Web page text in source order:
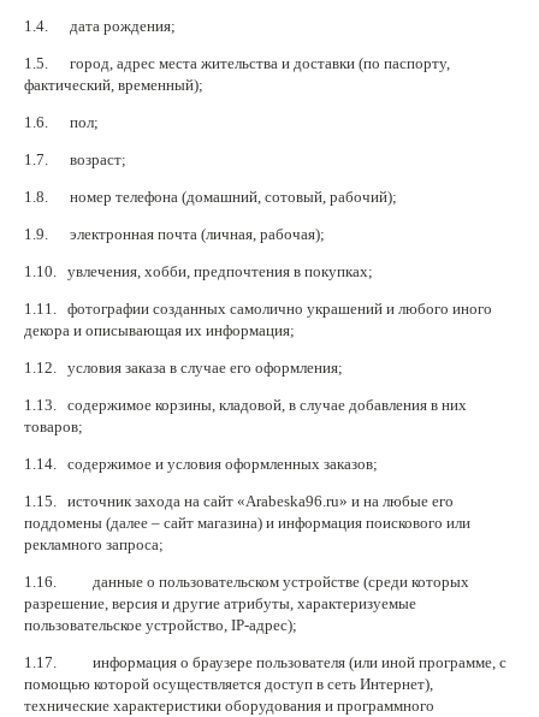
Натуральные камни
Каталог
Фотофорум
1.4. дата рождения;
1.5. город, адрес места жительства и доставки (по паспорту,
фактический, временный);
1.6. пол;
1.7. возраст;
1.8. номер телефона (домашний, сотовый, рабочий);
1.9. электронная почта (личная, рабочая);
1.10. увлечения, хобби, предпочтения в покупках;
1.11. фотографии созданных самолично украшений и любого иного
декора и описывающая их информация;
1.12. условия заказа в случае его оформления;
1.13. содержимое корзины, кладовой, в случае добавления в них
товаров;
1.14. содержимое и условия оформленных заказов;
1.15. источник захода на сайт «Arabeska96.ru» и на любые его
поддомены (далее – сайт магазина) и информация поискового или
рекламного запроса;
1.16. данные о пользовательском устройстве (среди которых
разрешение, версия и другие атрибуты, характеризуемые
пользовательское устройство, IP-адрес);
1.17. информация о браузере пользователя (или иной программе, с
помощью которой осуществляется доступ в сеть Интернет),
технические характеристики оборудования и программного